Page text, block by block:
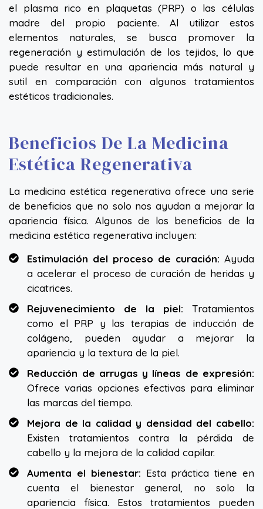
el plasma rico en plaquetas (PRP) o las células
madre del propio paciente. Al utilizar estos
elementos naturales, se busca promover la
regeneración y estimulación de los tejidos, lo que
puede resultar en una apariencia más natural y
sutil en comparación con algunos tratamientos
estéticos tradicionales.
Beneficios De La Medicina
Estética Regenerativa
La medicina estética regenerativa ofrece una serie
de beneficios que no solo nos ayudan a mejorar la
apariencia física. Algunos de los beneficios de la
medicina estética regenerativa incluyen:
Estimulación del proceso de curación: Ayuda
a acelerar el proceso de curación de heridas y
cicatrices.
Rejuvenecimiento de la piel: Tratamientos
como el PRP y las terapias de inducción de
colágeno, pueden ayudar a mejorar la
apariencia y la textura de la piel.
Reducción de arrugas y líneas de expresión:
Ofrece varias opciones efectivas para eliminar
las marcas del tiempo.
Mejora de la calidad y densidad del cabello:
Existen tratamientos contra la pérdida de
cabello y la mejora de la calidad capilar.
Aumenta el bienestar: Esta práctica tiene en
cuenta el bienestar general, no solo la
apariencia física. Estos tratamientos pueden